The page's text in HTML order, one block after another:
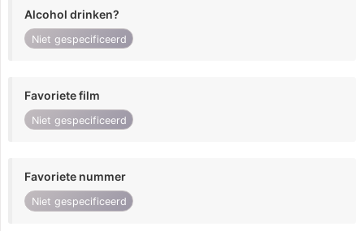
Alcohol drinken?
Niet gespecificeerd
Favoriete film
Niet gespecificeerd
Favoriete nummer
Niet gespecificeerd